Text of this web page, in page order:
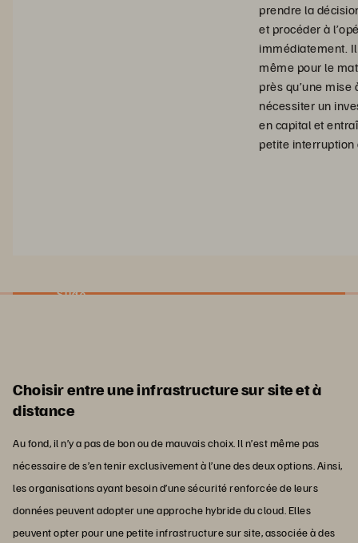
prendre la
et procéder à
immédiatement.
même pour le
près qu’une mise
nécessiter un
en capital et
petite interruption
Slide
Choisir entre une infrastructure sur site et à
distance
Au fond, il n’y a pas de bon ou de mauvais choix. Il n’est même pas
nécessaire de s’en tenir exclusivement à l’une des deux options. Ainsi,
les organisations ayant besoin d’une sécurité renforcée de leurs
données peuvent adopter une approche hybride du cloud. Elles
peuvent opter pour une petite infrastructure sur site, associée à des